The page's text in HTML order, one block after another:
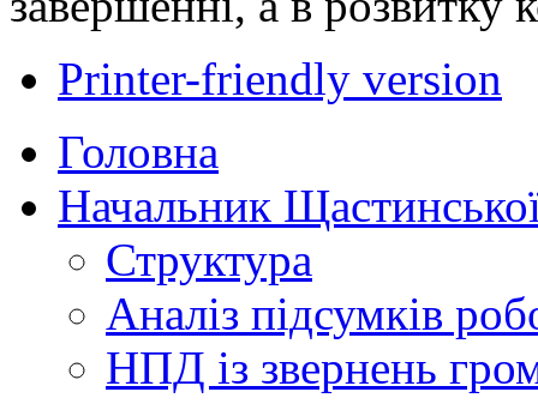
Printer-friendly version
Головна
Начальник
Структура
Аналіз підсумків
НПД із звернень